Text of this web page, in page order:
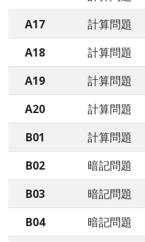
A17
計算問題
A18
計算問題
A19
計算問題
A20
計算問題
B01
計算問題
B02
暗記問題
B03
暗記問題
B04
暗記問題